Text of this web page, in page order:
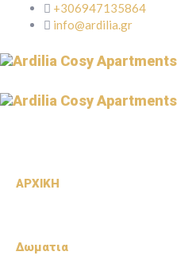
+306947135864
info@ardilia.gr
ΑΡΧΙΚΗ
Δωματια